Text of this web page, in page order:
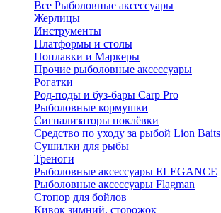
Все Рыболовные аксессуары
Жерлицы
Инструменты
Платформы и столы
Поплавки и Маркеры
Прочие рыболовные аксессуары
Рогатки
Род-поды и буз-бары Carp Pro
Рыболовные кормушки
Сигнализаторы поклёвки
Средство по уходу за рыбой Lion Baits
Сушилки для рыбы
Треноги
Рыболовные аксессуары ELEGANCE
Рыболовные аксессуары Flagman
Стопор для бойлов
Кивок зимний, сторожок